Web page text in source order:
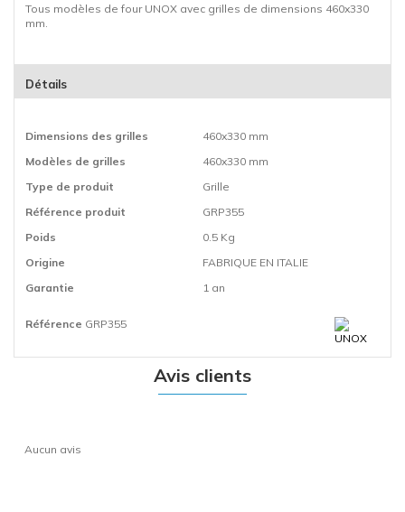
Tous modèles de four UNOX avec grilles de dimensions 460x330
mm.
Détails
Dimensions des grilles
460x330 mm
Modèles de grilles
460x330 mm
Type de produit
Grille
Référence produit
GRP355
Poids
0.5 Kg
Origine
FABRIQUE EN ITALIE
Garantie
1 an
Référence GRP355
Avis clients
Aucun avis